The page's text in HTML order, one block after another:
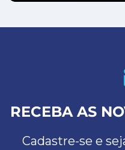
RECEBA AS
Cadastre-se e